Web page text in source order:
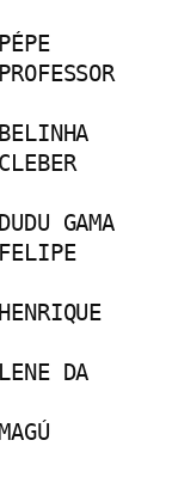
PP		11664	PÉPE
PRD		25492	BELINHA
PRD		25789	DUDU GAMA